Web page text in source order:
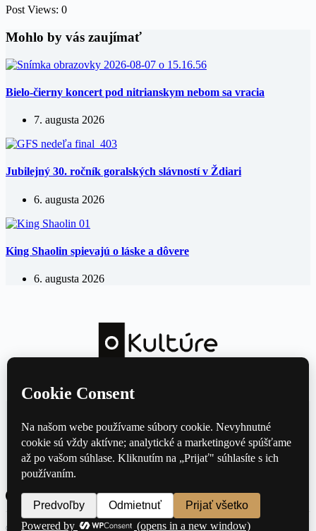
Post Views: 0
Mohlo by vás zaujímať
Bielo-čierny koncert pod nitrianskym nebom sa vracia
7. augusta 2026
Jubilejný 30. ročník goralských slávností v Ždiari
6. augusta 2026
King Shaolin spievajú o láske a dôvere
6. augusta 2026
Divadlo
Film
Hudba
Knihy
Kontakt
© 2026 oKulture.sk — Všetky práva vyhradené ·Ochrana osobných